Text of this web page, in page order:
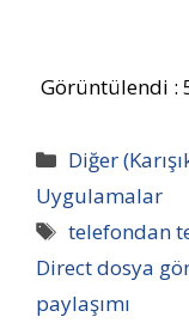
Görüntülendi :
Kategoriler
Diğer
Uygulamalar
Etiketler
telefondan
Direct dosya
paylaşımı